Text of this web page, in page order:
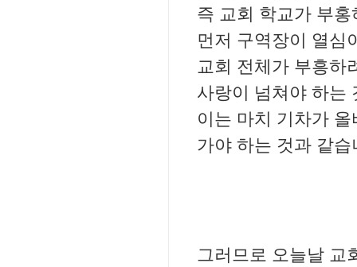
즉 교회 학교가 부
먼저 구역장이 열심
교회 전체가 부흥하
사랑이 넘쳐야 하는
이는 마치 기차가
가야 하는 것과 같습
그러므로 오늘날 교